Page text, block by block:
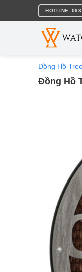
nội
HOTLINE:
Đồng Hồ
Đồng Hồ